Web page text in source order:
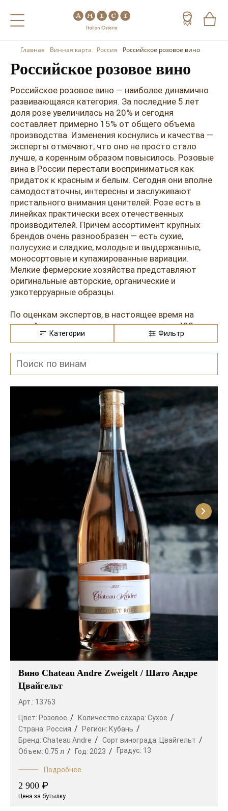
Назад
Холодные напитки
Чай
Кофе
Назад
Шампанское
Игристое вино
Портвейн
Херес
Красные вина
Белые вина
Розовые вина
Итальянские вина
Французские вина
Испанские вина
Назад
Коньяк
Арманьяк
Текила
Мескаль
Кальвадос
Джин
Ром
Граппа
Водка
Саке
Пиво
Главная Винная карта Россия Российское розовое вино
Российское розовое вино
Российское розовое вино — наиболее динамично
развивающаяся категория. За последние 5 лет
доля розе увеличилась на 20% и сегодня
составляет примерно 15% от общего объема
производства. Изменения коснулись и качества —
эксперты отмечают, что оно не просто стало
лучше, а коренным образом повысилось. Розовые
вина в России перестали восприниматься как
придаток к красным и белым. Сегодня они вполне
самодостаточны, интересны и заслуживают
пристального внимания ценителей. Розе есть в
линейках практически всех отечественных
производителей. Причем ассортимент крупных
брендов очень разнообразен — есть сухие,
полусухие и сладкие, молодые и выдержанные,
моносортовые и купажированные вариации.
Мелкие фермерские хозяйства представляют
оригинальные авторские, органические и
узкотерруарные образцы.
По оценкам экспертов, в настоящее время на
российском рынке насчитывается около 400
наименований розового вина. Примерно 45%
это Дагестан, Северная Осетия, Ростовская,
ограничивают себя в выборе сортов: активно
используют автохтоны (Цимлянский Черный,
Красностоп, Мариновский и др.), а также рейнские,
бургундские и бордоские исконные разновидности
(Каберне Совиньон, Пино Нуар, Мальбек, Цвайгельт
и т. п.) и даже экзотические для наших краев
Темпранильо, Марселан и Зинфандель. Больше
половины российского розового вина делается
классическим способом — только из красного
винограда, путем кратковременной мацерации
сока на мезге. Остальная часть — путем
ассамбляжа красных и белых сортов.
Отечественное розе может быть как легким,
летним, навевающим курортно-отпускные
ассоциации, так и серьезным, сложным, с
потенциалом к дальнейшей выдержке в бутылке. В
любом случае оно станет отличным выбором,
если Вам захочется привнести нотку
изысканности в свою трапезу.
Категории Фильтр
Вино Chateau Andre Zweigelt / Шато Андре
Цвайгельт
Арт.: 13763
Цвет: Розовое Количество сахара: Сухое
Страна: Россия Регион: Кубань
Бренд: Chateau Andre Сорт винограда:
Цвайгельт
Объем: 0.75 л Год: 2023 Градус: 13
Подробнее
2 900 ₽
Цена за бутылку